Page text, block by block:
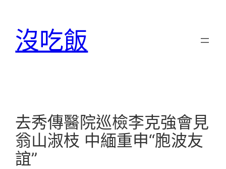
沒吃飯
去秀傳醫院巡檢李克強會見
翁山淑枝 中緬重申“胞波友
誼”